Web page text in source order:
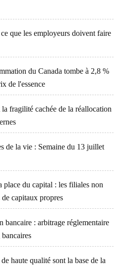
que les employeurs doivent faire
du Canada tombe à 2,8 %
de l'essence
fragilité cachée de la réallocation
de la vie : Semaine du 13 juillet
du capital : les filiales non
capitaux propres
bancaire : arbitrage réglementaire
haute qualité sont la base de la